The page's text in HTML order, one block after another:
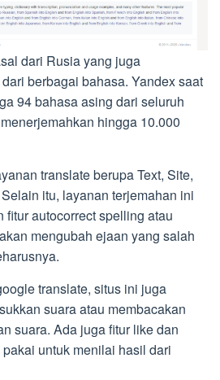
dari Rusia yang juga
berbagai bahasa. Yandex saat
94 bahasa asing dari seluruh
hingga 10.000
translate berupa Text, Site,
itu, layanan terjemahan ini
autocorrect spelling atau
mengubah ejaan yang salah
translate, situs ini juga
suara atau membacakan
suara. Ada juga fitur like dan
untuk menilai hasil dari